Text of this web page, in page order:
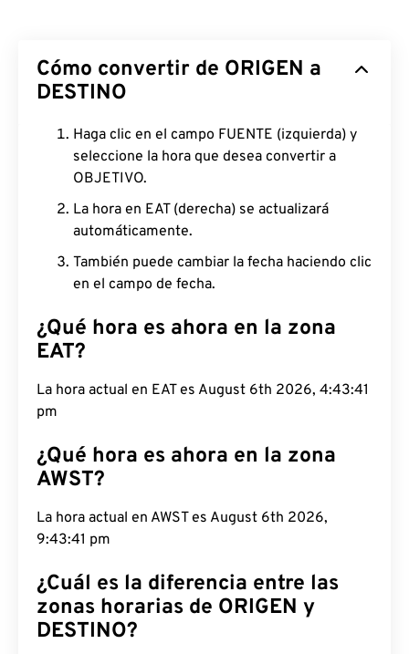
Cómo convertir de ORIGEN a
DESTINO
Haga clic en el campo FUENTE (izquierda) y
seleccione la hora que desea convertir a
OBJETIVO.
La hora en EAT (derecha) se actualizará
automáticamente.
También puede cambiar la fecha haciendo clic
en el campo de fecha.
¿Qué hora es ahora en la zona
EAT?
La hora actual en EAT es August 6th 2026, 4:43:42
pm
¿Qué hora es ahora en la zona
AWST?
La hora actual en AWST es August 6th 2026,
9:43:42 pm
¿Cuál es la diferencia entre las
zonas horarias de ORIGEN y
DESTINO?